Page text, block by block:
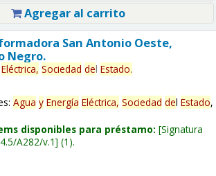
Agregar al carrito
San Antonio Oeste,
Negro.
Eléctrica, Sociedad del Estado.
Agua y Energía Eléctrica, Sociedad del Estado,
disponibles para préstamo: Signatura
A282/v.1 (1).